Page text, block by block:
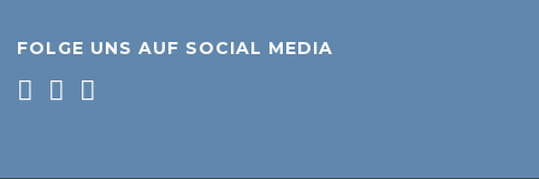
FOLGE UNS AUF SOCIAL MEDIA